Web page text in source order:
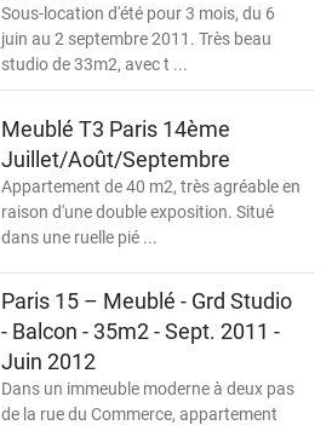
Sous-location d'été pour 3 mois, du 6
juin au 2 septembre 2011. Très beau
studio de 33m2, avec t ...
Meublé T3 Paris 14ème
Juillet/Août/Septembre
Appartement de 40 m2, très agréable en
raison d'une double exposition. Situé
dans une ruelle pié ...
Paris 15 – Meublé - Grd Studio
- Balcon - 35m2 - Sept. 2011 -
Juin 2012
Dans un immeuble moderne à deux pas
de la rue du Commerce, appartement